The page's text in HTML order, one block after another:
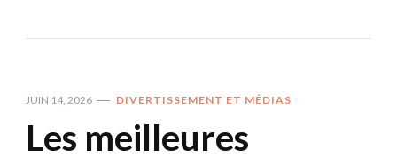
JUIN 14, 2026 DIVERTISSEMENT ET MÉDIAS
Les meilleures